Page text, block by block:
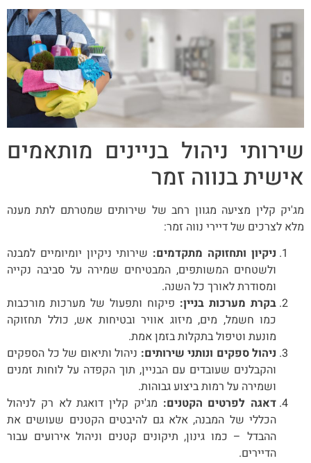
שירותי ניהול בניינים מותאמים
אישית בנווה זמר
מג'יק קלין מציעה מגוון רחב של שירותים שמטרתם לתת מענה
מלא לצרכים של דיירי נווה זמר:
ניקיון ותחזוקה מתקדמים: שירותי ניקיון יומיומיים למבנה
ולשטחים המשותפים, המבטיחים שמירה על סביבה נקייה
ומסודרת לאורך כל השנה.
בקרת מערכות בניין: פיקוח ותפעול של מערכות מורכבות
כמו חשמל, מים, מיזוג אוויר ובטיחות אש, כולל תחזוקה
מונעת וטיפול בתקלות בזמן אמת.
ניהול ספקים ונותני שירותים: ניהול ותיאום של כל הספקים
והקבלנים שעובדים עם הבניין, תוך הקפדה על לוחות זמנים
ושמירה על רמות ביצוע גבוהות.
דאגה לפרטים הקטנים: מג'יק קלין דואגת לא רק לניהול
הכללי של המבנה, אלא גם להיבטים הקטנים שעושים את
ההבדל – כמו גינון, תיקונים קטנים וניהול אירועים עבור
הדיירים.